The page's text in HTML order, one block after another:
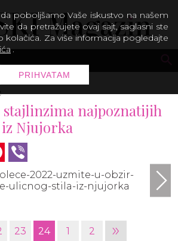
najpoznatijih
Njujorka
Pinterest
23 24 1 2 »
poboljšamo Vaše iskustvo na našem
da pretražujete ovaj sajt, saglasni ste
kolačića. Za više informacija pogledajte
.
PRIHVATAM